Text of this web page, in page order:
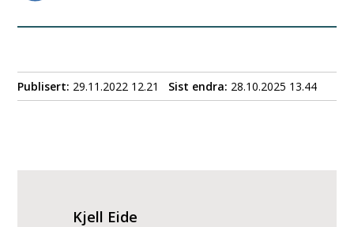
Publisert 29.11.2022 12.21 Sist endra 28.10.2025 13.44
Kjell Eide